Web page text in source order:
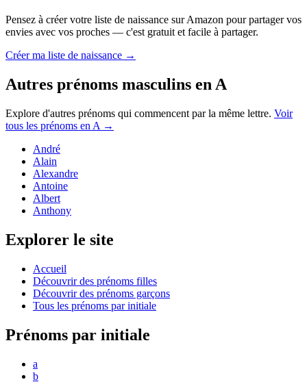
Pensez à créer votre liste de naissance sur Amazon pour partager vos
envies avec vos proches — c'est gratuit et facile à partager.
Créer ma liste de naissance →
Autres prénoms masculins en A
Explore d'autres prénoms qui commencent par la même lettre. Voir
tous les prénoms en A →
André
Alain
Alexandre
Antoine
Albert
Anthony
Explorer le site
Accueil
Découvrir des prénoms filles
Découvrir des prénoms garçons
Tous les prénoms par initiale
Prénoms par initiale
a
b